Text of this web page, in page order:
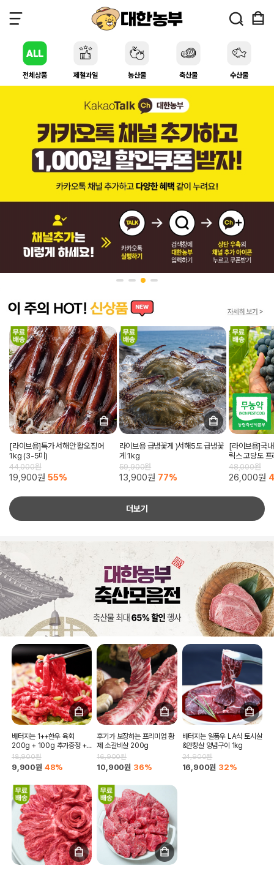
전체상품 제철과일 농산물 축산물 수산물
[라이브용]특가 서해안 활오징어
1kg (3-5미)
44,000원
19,900원 55%
라이브용 급냉꽃게 )서해5도 급냉꽃
게 1kg
59,900원
13,900원 77%
[라이브용]국
릭스 고당도
48,000원
26,000원
더보기
배터지는 1++한우 육회
200g + 100g 추가증정 +
육회 소스증정
18,900원
9,900원 48%
후기가 보장하는 프리미엄 황
제 소갈비살 200g
16,900원
10,900원 36%
배터지는 일품우 LA식 토시살
&안창살 양념구이 1kg
24,900원
16,900원 32%